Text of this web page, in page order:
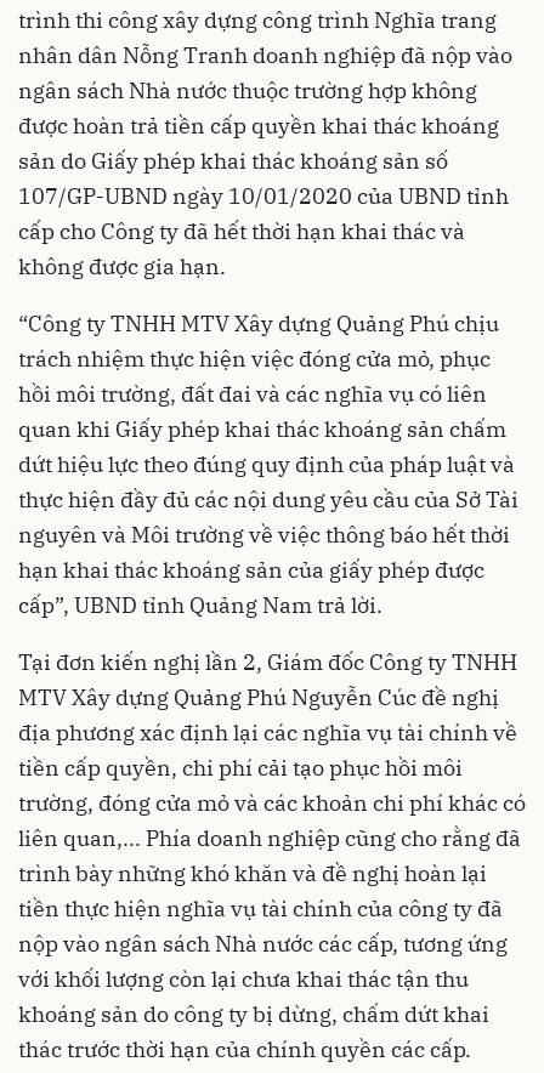
trình thi công xây dựng công trình Nghĩa trang
nhân dân Nỗng Tranh doanh nghiệp đã nộp vào
ngân sách Nhà nước thuộc trường hợp không
được hoàn trả tiền cấp quyền khai thác khoáng
sản do Giấy phép khai thác khoáng sản số
107/GP-UBND ngày 10/01/2020 của UBND tỉnh
cấp cho Công ty đã hết thời hạn khai thác và
không được gia hạn.
“Công ty TNHH MTV Xây dựng Quảng Phú chịu
trách nhiệm thực hiện việc đóng cửa mỏ, phục
hồi môi trường, đất đai và các nghĩa vụ có liên
quan khi Giấy phép khai thác khoáng sản chấm
dứt hiệu lực theo đúng quy định của pháp luật và
thực hiện đầy đủ các nội dung yêu cầu của Sở Tài
nguyên và Môi trường về việc thông báo hết thời
hạn khai thác khoáng sản của giấy phép được
cấp”, UBND tỉnh Quảng Nam trả lời.
Tại đơn kiến nghị lần 2, Giám đốc Công ty TNHH
MTV Xây dựng Quảng Phú Nguyễn Cúc đề nghị
địa phương xác định lại các nghĩa vụ tài chính về
tiền cấp quyền, chi phí cải tạo phục hồi môi
trường, đóng cửa mỏ và các khoản chi phí khác có
liên quan,... Phía doanh nghiệp cũng cho rằng đã
trình bày những khó khăn và đề nghị hoàn lại
tiền thực hiện nghĩa vụ tài chính của công ty đã
nộp vào ngân sách Nhà nước các cấp, tương ứng
với khối lượng còn lại chưa khai thác tận thu
khoáng sản do công ty bị dừng, chấm dứt khai
thác trước thời hạn của chính quyền các cấp.